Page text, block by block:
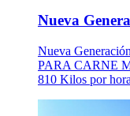
Nueva
Nueva
PARA CARNE
810 Kilos por